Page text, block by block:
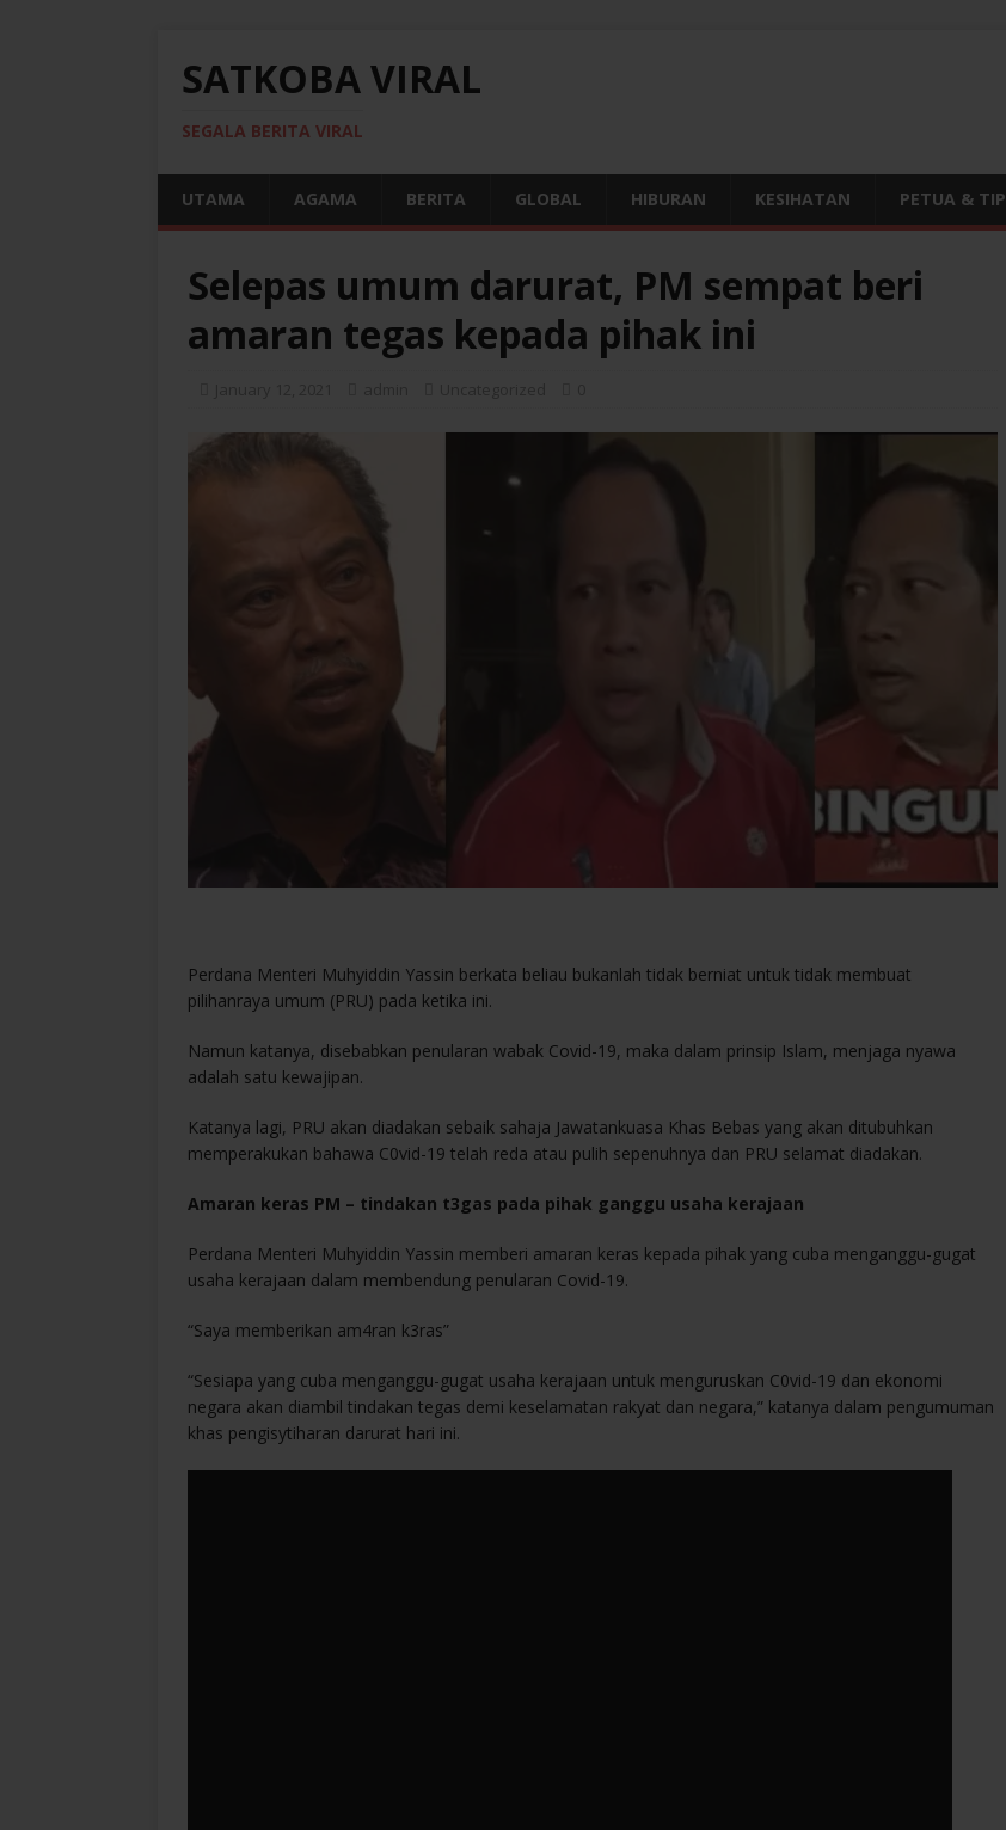
SATKOBA VIRAL
SEGALA BERITA VIRAL
UTAMA AGAMA BERITA GLOBAL HIBURAN KESIHATAN PETUA & TIP
Selepas umum darurat, PM sempat beri
amaran tegas kepada pihak ini
Perdana Menteri Muhyiddin Yassin berkata beliau bukanlah tidak berniat untuk tidak membuat
pilihanraya umum (PRU) pada ketika ini.
Namun katanya, disebabkan penularan wabak Covid-19, maka dalam prinsip Islam, menjaga nyawa
adalah satu kewajipan.
Katanya lagi, PRU akan diadakan sebaik sahaja Jawatankuasa Khas Bebas yang akan ditubuhkan
memperakukan bahawa C0vid-19 telah reda atau pulih sepenuhnya dan PRU selamat diadakan.
Amaran keras PM – tindakan t3gas pada pihak ganggu usaha kerajaan
Perdana Menteri Muhyiddin Yassin memberi amaran keras kepada pihak yang cuba menganggu-gugat
usaha kerajaan dalam membendung penularan Covid-19.
“Saya memberikan am4ran k3ras”
“Sesiapa yang cuba menganggu-gugat usaha kerajaan untuk menguruskan C0vid-19 dan ekonomi
negara akan diambil tindakan tegas demi keselamatan rakyat dan negara,” katanya dalam pengumuman
khas pengisytiharan darurat hari ini.